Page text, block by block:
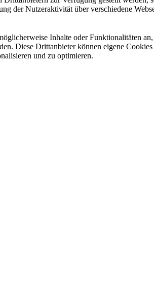
der Nutzeraktivität über verschiedene
Inhalte oder Funktionalitäten
Diese Drittanbieter können eigene
und zu optimieren.